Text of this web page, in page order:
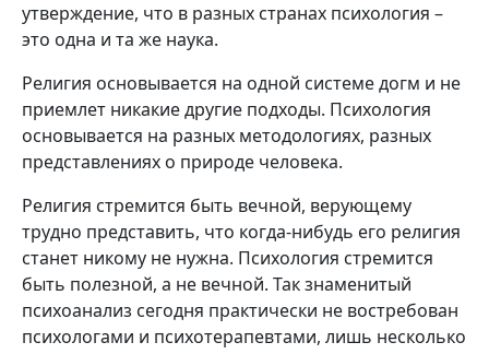
утверждение, что в разных странах психология –
это одна и та же наука.
Религия основывается на одной системе догм и не
приемлет никакие другие подходы. Психология
основывается на разных методологиях, разных
представлениях о природе человека.
Религия стремится быть вечной, верующему
трудно представить, что когда-нибудь его религия
станет никому не нужна. Психология стремится
быть полезной, а не вечной. Так знаменитый
психоанализ сегодня практически не востребован
психологами и психотерапевтами, лишь несколько